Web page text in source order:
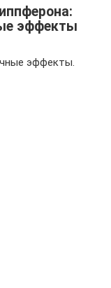
эффекты
эффекты.